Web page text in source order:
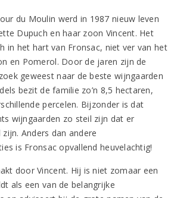
du Moulin werd in 1987 nieuw leven
Dupuch en haar zoon Vincent. Het
in het hart van Fronsac, niet ver van het
en Pomerol. Door de jaren zijn de
geweest naar de beste wijngaarden
bezit de familie zo’n 8,5 hectaren,
percelen. Bijzonder is dat
wijngaarden zo steil zijn dat er
Anders dan andere
is Fronsac opvallend heuvelachtig!
door Vincent. Hij is niet zomaar een
als een van de belangrijke